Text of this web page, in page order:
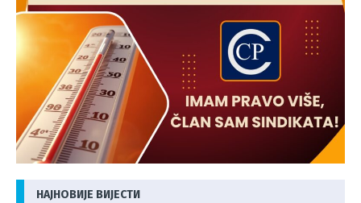
НАЈНОВИЈЕ ВИЈЕСТИ